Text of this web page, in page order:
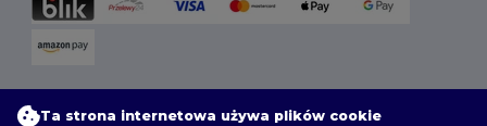
Ta strona internetowa używa plików cookie